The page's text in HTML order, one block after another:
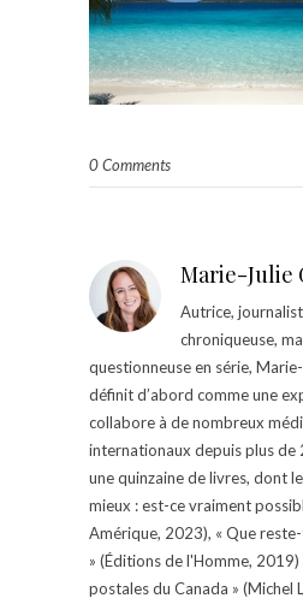
0 Comments
Marie-Julie
Autrice,
chroniqueuse,
questionneuse en série,
définit d’abord comme une
collabore à de nombreux
internationaux depuis plus de
une quinzaine de livres, dont
mieux : est-ce vraiment
Amérique, 2023), « Que
» (Éditions de l'Homme,
postales du Canada » (Michel